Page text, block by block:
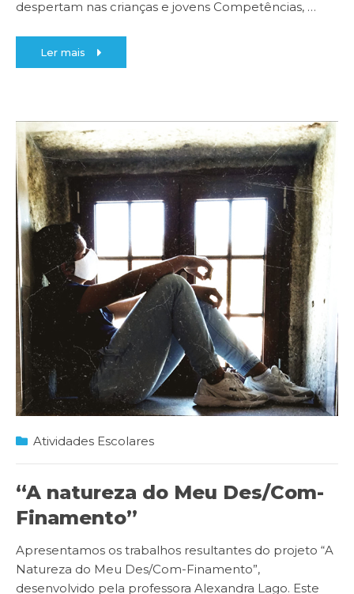
despertam nas crianças e jovens Competências, …
Ler mais
Atividades Escolares
“A natureza do Meu Des/Com-
Finamento”
Apresentamos os trabalhos resultantes do projeto “A
Natureza do Meu Des/Com-Finamento”,
desenvolvido pela professora Alexandra Lago. Este